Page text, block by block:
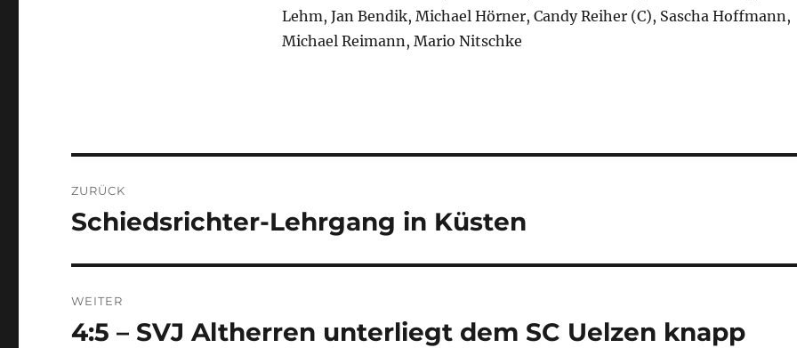
Lehm, Jan Bendik, Michael Hörner, Candy Reiher (C), Sascha Hoffmann,
Michael Reimann, Mario Nitschke
ZURÜCK
Vorheriger
Schiedsrichter-Lehrgang in Küsten
WEITER
Nächster
4:5 – SVJ Altherren unterliegt dem SC Uelzen knapp